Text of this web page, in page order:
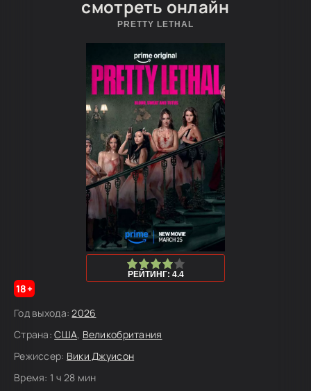
смотреть онлайн
PRETTY LETHAL
4
5
РЕЙТИНГ: 4.4
18+
Год выхода: 2026
Страна: США, Великобритания
Режиссер: Вики Джуисон
Время: 1 ч 28 мин